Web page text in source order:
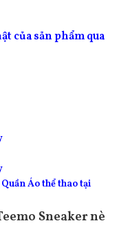
của sản phẩm qua
Áo thể thao tại
Sneaker nè